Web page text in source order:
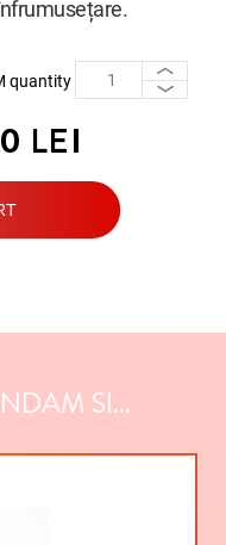
quantity
LEI
SI...